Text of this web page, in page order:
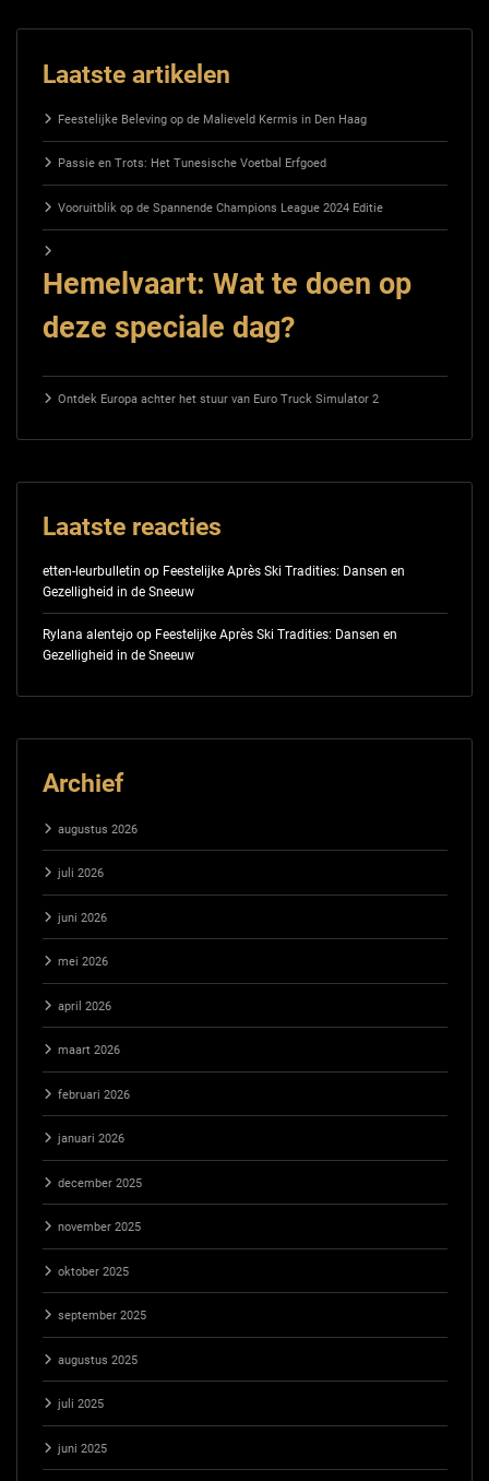
Laatste artikelen
Feestelijke Beleving op de Malieveld Kermis in Den Haag
Passie en Trots: Het Tunesische Voetbal Erfgoed
Vooruitblik op de Spannende Champions League 2024 Editie
Hemelvaart: Wat te doen op
deze speciale dag?
Ontdek Europa achter het stuur van Euro Truck Simulator 2
Laatste reacties
etten-leurbulletin op Feestelijke Après Ski Tradities: Dansen en
Gezelligheid in de Sneeuw
Rylana alentejoop Feestelijke Après Ski Tradities: Dansen en
Gezelligheid in de Sneeuw
Archief
augustus 2026
juli 2026
juni 2026
mei 2026
april 2026
maart 2026
februari 2026
januari 2026
december 2025
november 2025
oktober 2025
september 2025
augustus 2025
juli 2025
juni 2025